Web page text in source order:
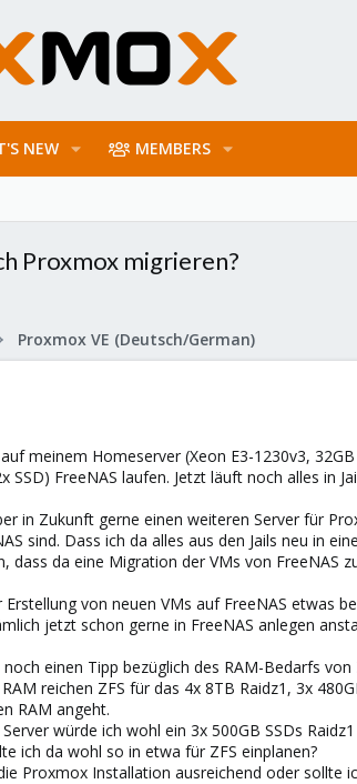
NEW MEMBERS
Proxmox migrieren?
Proxmox VE (Deutsch/German)
meinem Homeserver (Xeon E3-1230v3,
SSD) FreeNAS laufen. Jetzt läuft noch alles in
in Zukunft gerne einen weiteren Server für
sind. Dass ich da alles aus den Jails neu in
dass da eine Migration der VMs von FreeNAS
Erstellung von neuen VMs auf FreeNAS etwas
jetzt schon gerne in FreeNAS anlegen
einen Tipp bezüglich des RAM-Bedarfs
reichen ZFS für das 4x 8TB Raidz1, 3x
RAM angeht.
würde ich wohl ein 3x 500GB SSDs
ich da wohl so in etwa für ZFS einplanen?
Proxmox Installation ausreichend oder sollte